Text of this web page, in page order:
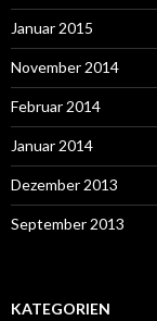
Januar 2015
November 2014
Februar 2014
Januar 2014
Dezember 2013
September 2013
KATEGORIEN